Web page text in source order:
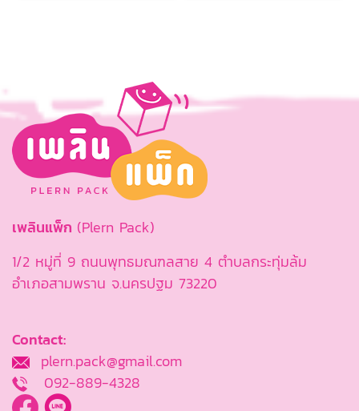
เพลินแพ็ก (Plern Pack)
1/2 หมู่ที่ 9 ถนนพุทธมณฑลสาย 4 ตำบลกระทุ่มล้ม
อำเภอสามพราน จ.นครปฐม 73220
Contact:
plern.pack@gmail.com
092-889-4328